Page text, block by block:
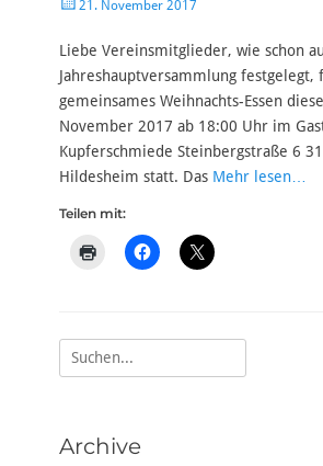
Veröffentlicht
21. November 2017
Liebe Vereinsmitglieder, wie schon
Jahreshauptversammlung festgelegt,
gemeinsames Weihnachts-Essen
November 2017 ab 18:00 Uhr im
Kupferschmiede Steinbergstraße 6
Hildesheim statt. Das Mehr lesen…
Teilen mit:
Suche
nach:
Archive